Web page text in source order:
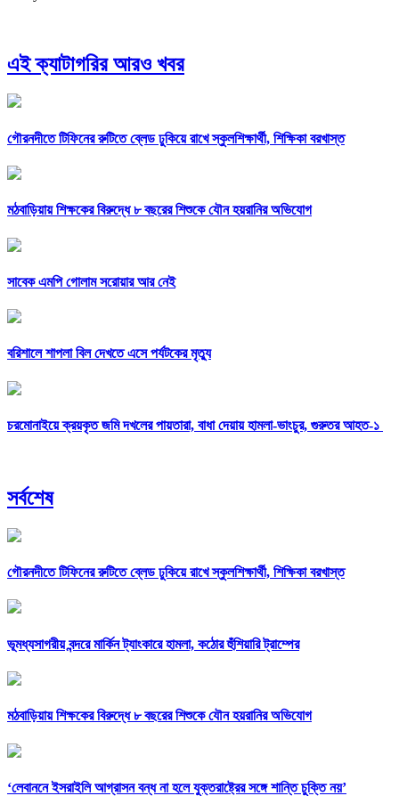
এই ক্যাটাগরির আরও খবর
গৌরনদীতে টিফিনের রুটিতে ব্লেড ঢুকিয়ে রাখে স্কুলশিক্ষার্থী, শিক্ষিকা বরখাস্ত
মঠবাড়িয়ায় শিক্ষকের বিরুদ্ধে ৮ বছরের শিশুকে যৌন হয়রানির অভিযোগ
সাবেক এমপি গোলাম সরোয়ার আর নেই
বরিশালে শাপলা বিল দেখতে এসে পর্যটকের মৃত্যু
চরমোনাইয়ে ক্রয়কৃত জমি দখলের পায়তারা, বাধা দেয়ায় হামলা-ভাংচুর, গুরুতর আহত-১
সর্বশেষ
গৌরনদীতে টিফিনের রুটিতে ব্লেড ঢুকিয়ে রাখে স্কুলশিক্ষার্থী, শিক্ষিকা বরখাস্ত
ভূমধ্যসাগরীয় বন্দরে মার্কিন ট্যাংকারে হামলা, কঠোর হুঁশিয়ারি ট্রাম্পের
মঠবাড়িয়ায় শিক্ষকের বিরুদ্ধে ৮ বছরের শিশুকে যৌন হয়রানির অভিযোগ
‘লেবাননে ইসরাইলি আগ্রাসন বন্ধ না হলে যুক্তরাষ্ট্রের সঙ্গে শান্তি চুক্তি নয়’